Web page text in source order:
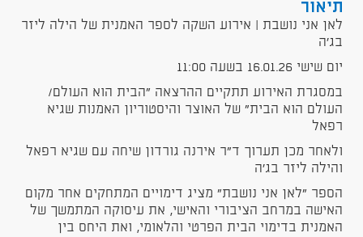
תיאור
לאן אני נושבת | אירוע השקה לספר האמנית של הילה ליזר
בג'ה
יום שישי 16.01.26 בשעה 11:00
במסגרת האירוע תתקיים ההרצאה "הבית הוא העולם/
העולם הוא הבית" של האוצר והיסטוריון האמנות שגיא
רפאל
ולאחר מכן תערוך ד"ר אירנה גורדון שיחה עם שגיא רפאל
והילה ליזר בג'ה
הספר "לאן אני נושבת" מציג דימויים המתחקים אחר מקום
האישה במרחב הציבורי והאישי, את עיסוקה המתמשך של
האמנית בדימוי הבית הפרטי והלאומי, ואת היחס בין